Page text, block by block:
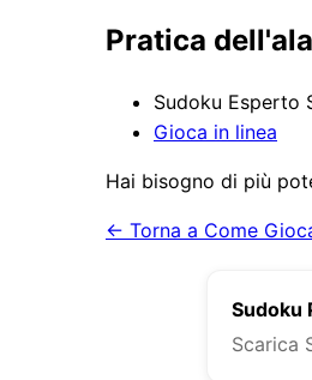
Pratica
Sudoku Esperto
Gioca in linea
Hai bisogno di più
← Torna a Come
Sudoku
Scarica